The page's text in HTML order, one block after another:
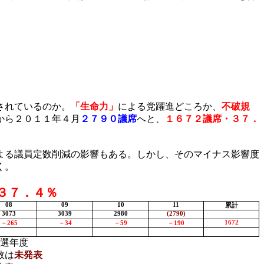
ているのか。 「生命力」 による党躍進どころか、 不破規
ら２０１１年４月 ２７９０議席へと、 １６７２議席・３７．
議員定数削減の影響もある。しかし、そのマイナス影響度
７．４％
08 09 10 11
累計
3073
3039 2980
(2790)
－265 －34 －59 － 190 1672
年度
は未発表